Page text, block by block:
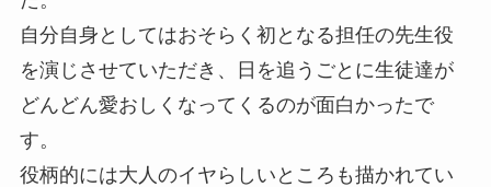
自分自身としてはおそらく初となる担任の先生役
を演じさせていただき、日を追うごとに生徒達が
どんどん愛おしくなってくるのが面白かったで
す。
役柄的には大人のイヤらしいところも描かれてい